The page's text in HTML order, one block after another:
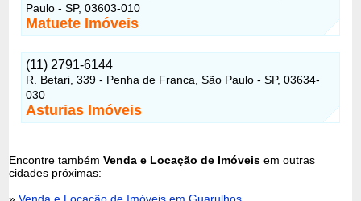
Paulo - SP, 03603-010
Matuete Imóveis
(11) 2791-6144
R. Betari, 339 - Penha de Franca, São Paulo - SP, 03634-
030
Asturias Imóveis
Encontre tambémVenda e Locação de Imóveis em outras
cidades próximas:
»Venda e Locação de Imóveis em Guarulhos